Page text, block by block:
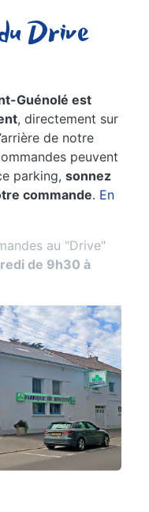
Drive
Guénolé est
, directement sur
de notre
peuvent
parking, sonnez
commande. En
au "Drive"
de 9h30 à